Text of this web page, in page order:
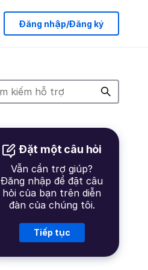
Đăng nhập/Đăng ký
Đặt một câu hỏi
Vẫn cần trợ giúp?
Đăng nhập để đặt câu
hỏi của bạn trên diễn
đàn của chúng tôi.
Tiếp tục